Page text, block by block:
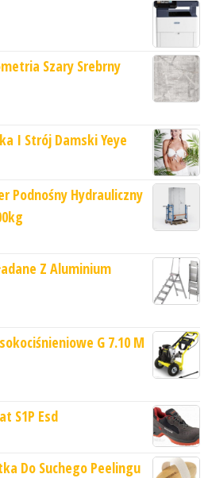
Szary Srebrny
I Strój Damski Yeye
Podnośny Hydrauliczny
Z Aluminium
G 7.10 M
S1P Esd
Do Suchego Peelingu